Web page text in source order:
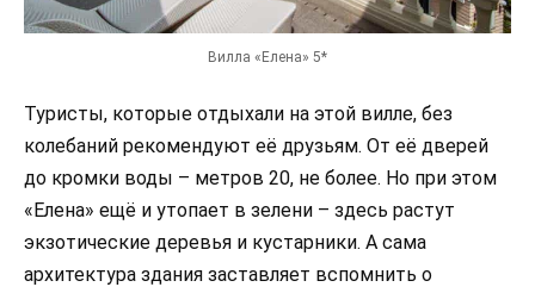
Вилла «Елена» 5*
Туристы, которые отдыхали на этой вилле, без
колебаний рекомендуют её друзьям. От её дверей
до кромки воды – метров 20, не более. Но при этом
«Елена» ещё и утопает в зелени – здесь растут
экзотические деревья и кустарники. А сама
архитектура здания заставляет вспомнить о